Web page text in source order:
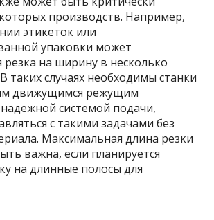
производств. Например,
этикеток или
упаковки может
резка на ширину в несколько
таких случаях необходимы станки
движущимся режущим
системой подачи,
с такими задачами без
Максимальная длина резки
важна, если планируется
на длинные полосы для